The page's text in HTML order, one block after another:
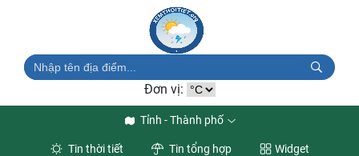
Đơn vị:
Tỉnh - Thành phố
Tin thời tiết Tin tổng hợp Widget